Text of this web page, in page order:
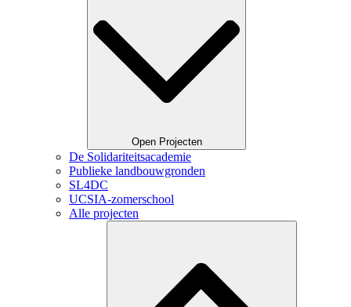
Open Projecten
De Solidariteitsacademie
Publieke landbouwgronden
SL4DC
UCSIA-zomerschool
Alle projecten